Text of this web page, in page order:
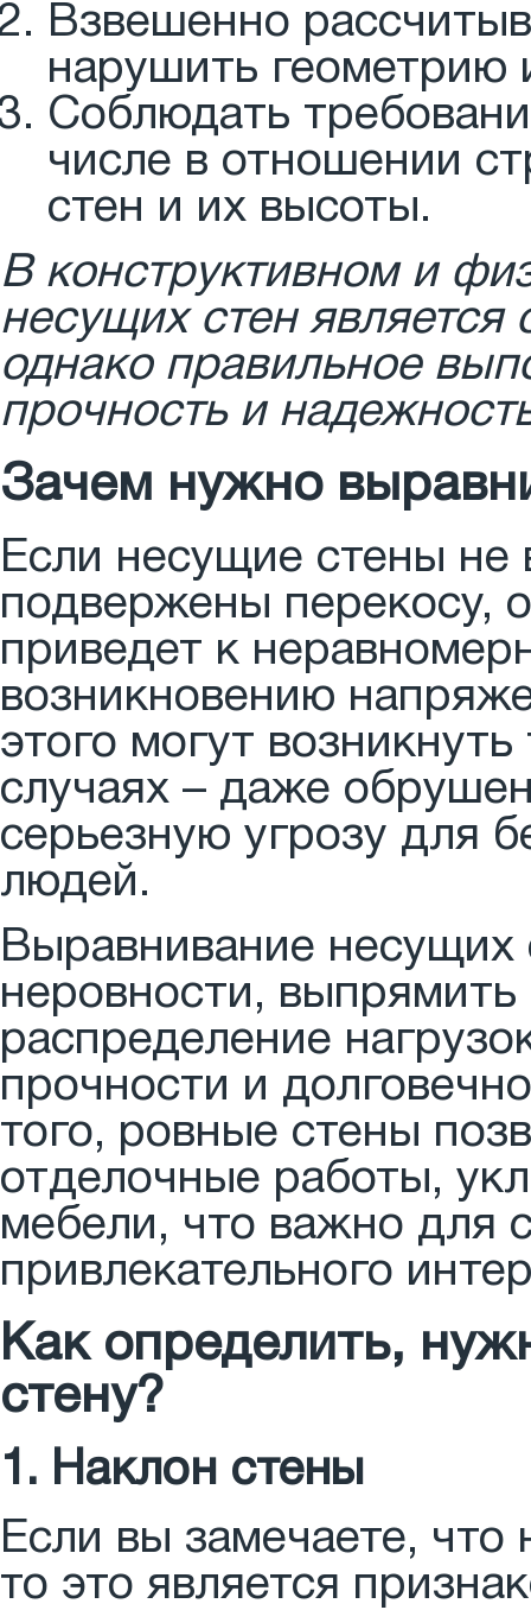
Взвешенно
нарушить геометрию
Соблюдать
числе в отношении
стен и их высоты.
В конструктивном и
несущих стен
однако правильное
прочность и
Зачем нужно
Если несущие стены
подвержены перекосу,
приведет к
возникновению
этого могут
случаях – даже
серьезную угрозу для
людей.
Выравнивание несущих
неровности,
распределение
прочности и
того, ровные стены
отделочные работы,
мебели, что важно для
привлекательного
Как определить,
стену?
1. Наклон стены
Если вы замечаете,
то это является